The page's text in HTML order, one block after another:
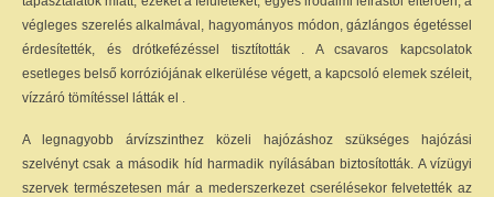
végleges szerelés alkalmával, hagyományos módon, gázlángos égetéssel
érdesítették, és drótkefézéssel tisztították . A csavaros kapcsolatok
esetleges belső korróziójának elkerülése végett, a kapcsoló elemek széleit,
vízzáró tömítéssel látták el .
A legnagyobb árvízszinthez közeli hajózáshoz szükséges hajózási
szelvényt csak a második híd harmadik nyílásában biztosították. A vízügyi
szervek természetesen már a mederszerkezet cserélésekor felvetették az